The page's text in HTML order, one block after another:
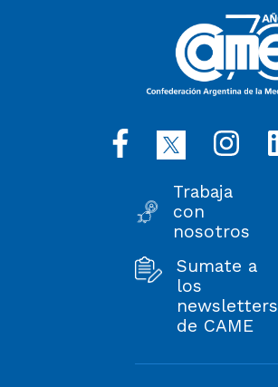
Trabaja
con
nosotros
Sumate a
los
newsletters
de CAME